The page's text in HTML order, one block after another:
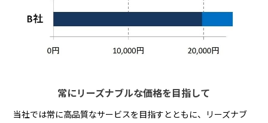
常にリーズナブルな価格を目指して
当社では常に高品質なサービスを目指すとともに、リーズナブ